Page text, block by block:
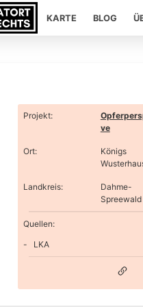
KARTE BLOG
Projekt:
ve
Ort:
Königs
Landkreis:
Dahme-
Spreewald
Quellen:
LKA